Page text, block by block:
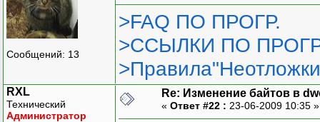
Сообщений: 13
>FAQ ПО ПРОГР.
>ССЫЛКИ ПО
RXL
Технический
Администратор
Re: Изменение байтов в
« Ответ #22 : 23-06-2009 10:35